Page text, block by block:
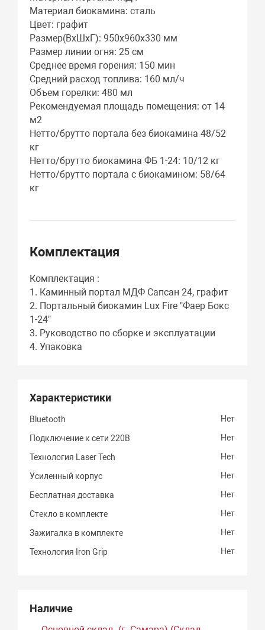
Материал биокамина: сталь
Цвет: графит
Размер(ВхШхГ): 950х960х330 мм
Размер линии огня: 25 см
Среднее время горения: 150 мин
Средний расход топлива: 160 мл/ч
Объем горелки: 480 мл
Рекомендуемая площадь помещения: от 14
м2
Нетто/брутто портала без биокамина 48/52
кг
Нетто/брутто биокамина ФБ 1-24: 10/12 кг
Нетто/брутто портала с биокамином: 58/64
кг
Комплектация
Комплектация :
1. Каминный портал МДФ Сапсан 24, графит
2. Портальный биокамин Lux Fire "Фаер Бокс
1-24"
3. Руководство по сборке и эксплуатации
4. Упаковка
Характеристики
Bluetooth Нет
Подключение к сети 220В Нет
Технология Laser Tech Нет
Усиленный корпус Нет
Бесплатная доставка Нет
Стекло в комплекте Нет
Зажигалка в комплекте Нет
Технология Iron Grip Нет
Наличие